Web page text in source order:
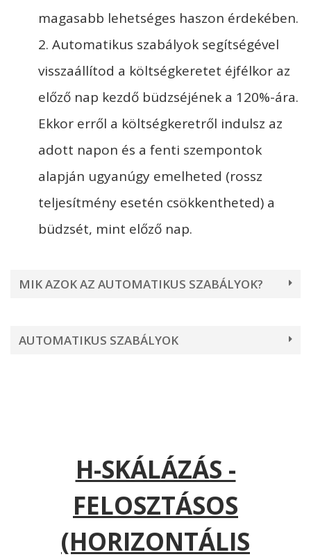
magasabb lehetséges haszon érdekében.
2. Automatikus szabályok segítségével
visszaállítod a költségkeretet éjfélkor az
előző nap kezdő büdzséjének a 120%-ára.
Ekkor erről a költségkeretről indulsz az
adott napon és a fenti szempontok
alapján ugyanúgy emelheted (rossz
teljesítmény esetén csökkentheted) a
büdzsét, mint előző nap.
MIK AZOK AZ AUTOMATIKUS SZABÁLYOK?
AUTOMATIKUS SZABÁLYOK
H-SKÁLÁZÁS -
FELOSZTÁSOS
(HORIZONTÁLIS